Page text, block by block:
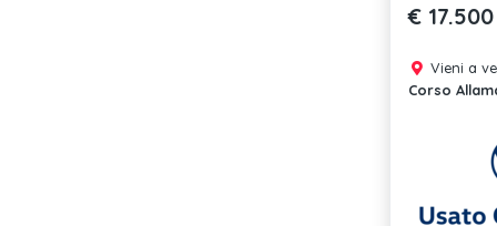
€ 17.500
Vieni a
Corso